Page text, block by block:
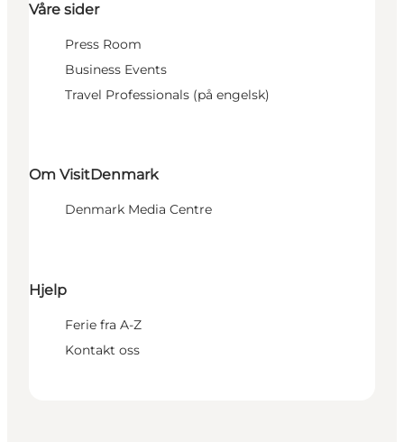
Våre sider
Press Room
Business Events
Travel Professionals (på engelsk)
Om VisitDenmark
Denmark Media Centre
Hjelp
Ferie fra A-Z
Kontakt oss